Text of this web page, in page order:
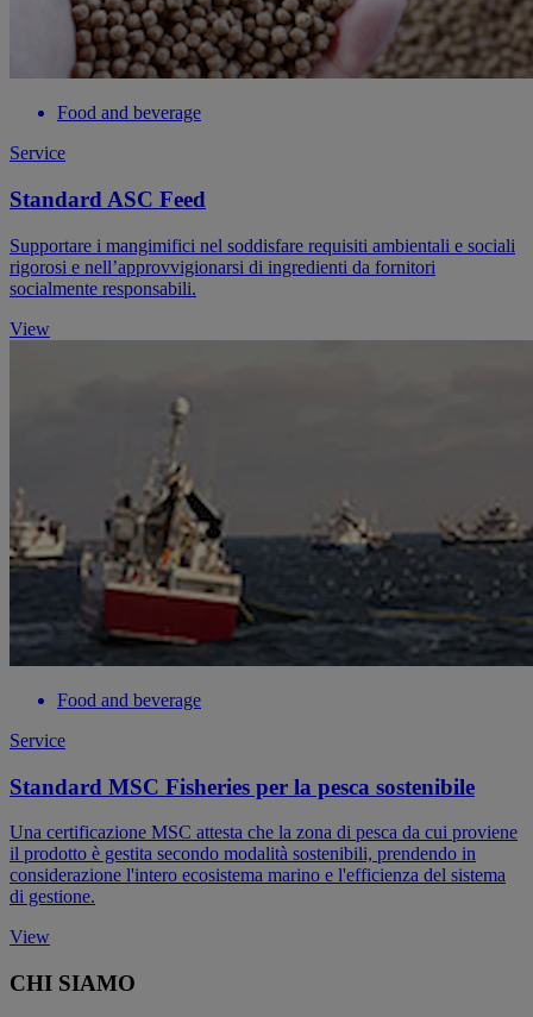
Food and beverage
Service
Standard ASC Feed
Supportare i mangimifici nel soddisfare requisiti ambientali e sociali
rigorosi e nell’approvvigionarsi di ingredienti da fornitori
socialmente responsabili.
View
Food and beverage
Service
Standard MSC Fisheries per la pesca sostenibile
Una certificazione MSC attesta che la zona di pesca da cui proviene
il prodotto è gestita secondo modalità sostenibili, prendendo in
considerazione l'intero ecosistema marino e l'efficienza del sistema
di gestione.
View
CHI SIAMO